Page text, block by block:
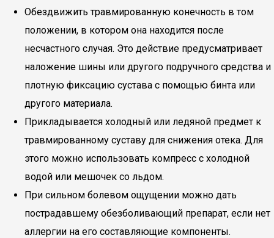
Обездвижить травмированную конечность в том
положении, в котором она находится после
несчастного случая. Это действие предусматривает
наложение шины или другого подручного средства и
плотную фиксацию сустава с помощью бинта или
другого материала.
Прикладывается холодный или ледяной предмет к
травмированному суставу для снижения отека. Для
этого можно использовать компресс с холодной
водой или мешочек со льдом.
При сильном болевом ощущении можно дать
пострадавшему обезболивающий препарат, если нет
аллергии на его составляющие компоненты.